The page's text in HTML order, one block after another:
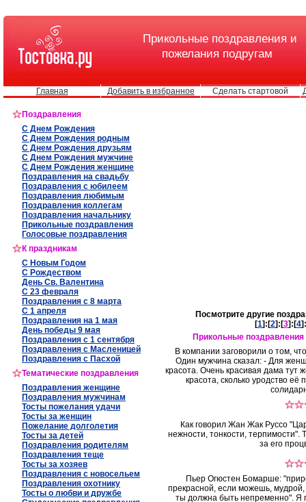
Прикольные поздравления и
пожелания подругам
Главная Добавить в избранное Сделать стартовой
Поздравления
С Днем Рождения
С Днем Рождения родным
С Днем Рождения друзьям
С Днем Рождения мужчине
С Днем Рождения женщине
Поздравления на свадьбу
Поздравления с юбилеем
Поздравления любимым
Поздравления коллегам
Поздравления начальнику
Прикольные поздравления
Голосовые поздравления
К праздникам
С Новым Годом
С Рождеством
День Св. Валентина
С 23 февраля
Поздравления с 8 марта
С 1 апреля
Поздравления на 1 мая
День победы 9 мая
Поздравления с 1 сентября
Поздравления с Масленицей
Поздравления с Пасхой
Тематические поздравления
Поздравления женщине
Поздравления мужчинам
Тосты пожелания удачи
Тосты за женщин
Пожелание долголетия
Тосты за детей
Поздравления родителям
Поздравления теще
Тосты за хозяев
Поздравления с новосельем
Поздравления охотнику
Тосты о любви и дружбе
Посмотрите другие
[1]:[2]:[3]:[4
Прикольные поздравления
В компании заговорили о том,
Один мужчина сказал: - Для
красота. Очень красивая дама тут
красота, сколько уродство
Как говорил Жан Жак Руссо
нежности, тонкости, терпимости".
за его
Пьер Огюстен Бомарше:
прекрасной, если можешь,
ты должна быть непременно". Я